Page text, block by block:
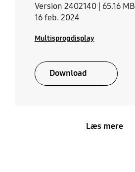
Version 2402140 | 65.16 MB
16 feb. 2024
Multisprogdisplay
Download
Læs mere